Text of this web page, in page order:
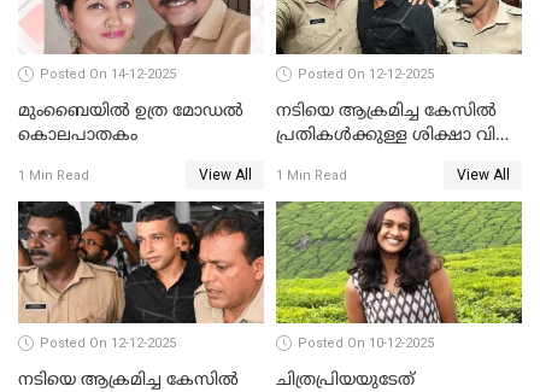
Posted On 14-12-2025
മുംബൈയില്‍ ഉത്ര മോഡല്‍
കൊലപാതകം
1 Min Read View All
Posted On 12-12-2025
നടിയെ ആക്രമിച്ച കേസില്‍
പ്രതികള്‍ക്കുള്ള ശിക്ഷാ വിധി
1 Min Read View All
Posted On 12-12-2025
നടിയെ ആക്രമിച്ച കേസിൽ
Posted On 10-12-2025
ചിത്രപ്രിയയുടേത്